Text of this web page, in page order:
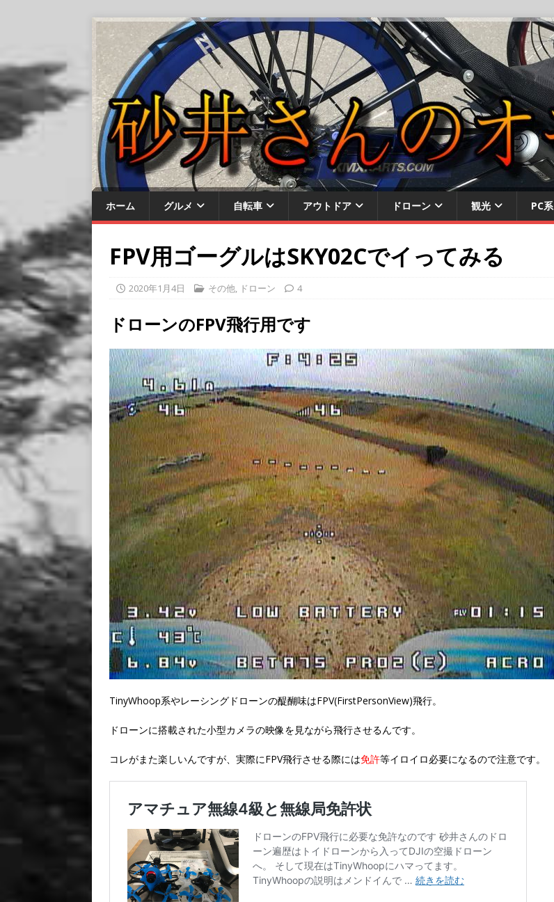
ホーム グルメ 自転車 アウトドア ドローン 観光 PC系
FPV用ゴーグルはSKY02Cでイってみる
2020年1月4日 その他, ドローン 4
ドローンのFPV飛行用です
TinyWhoop系やレーシングドローンの醍醐味はFPV(FirstPersonView)飛行。
ドローンに搭載された小型カメラの映像を見ながら飛行させるんです。
コレがまた楽しいんですが、実際にFPV飛行させる際には免許等イロイロ必要になるので注意です。